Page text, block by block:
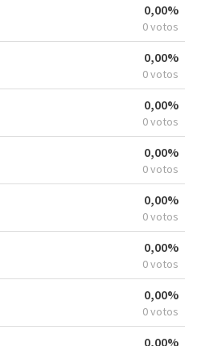
0,00%
0 votos
0,00%
0 votos
0,00%
0 votos
0,00%
0 votos
0,00%
0 votos
0,00%
0 votos
0,00%
0 votos
0,00%